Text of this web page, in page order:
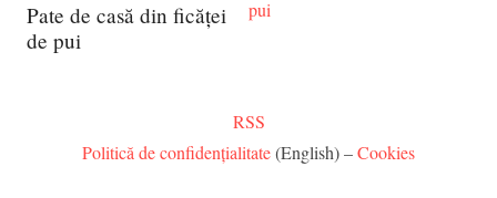
Pate de casă din ficăței
de pui
RSS
Politică de confidențialitate(English) –Cookies